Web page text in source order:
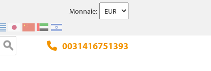
Monnaie:
0031416751393